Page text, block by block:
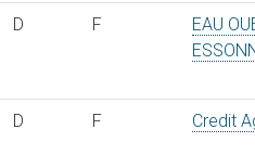
D F
EAU
D F Credit